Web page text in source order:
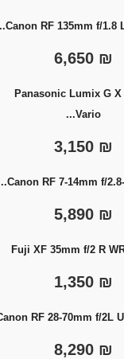
₪
עדשה Panasonic Lumix G X
Vario...
₪
₪
₪
₪